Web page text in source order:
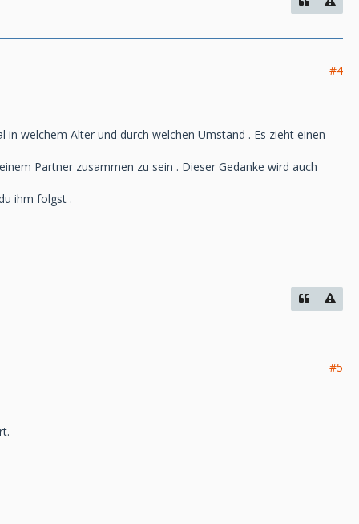
#4
welchem Alter und durch welchen Umstand . Es zieht einen
Partner zusammen zu sein . Dieser Gedanke wird auch
ihm folgst .
#5